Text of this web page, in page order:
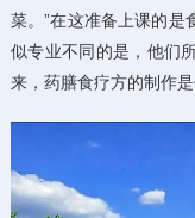
菜。”在这准备上课的是
似专业不同的是，他们
来，药膳食疗方的制作